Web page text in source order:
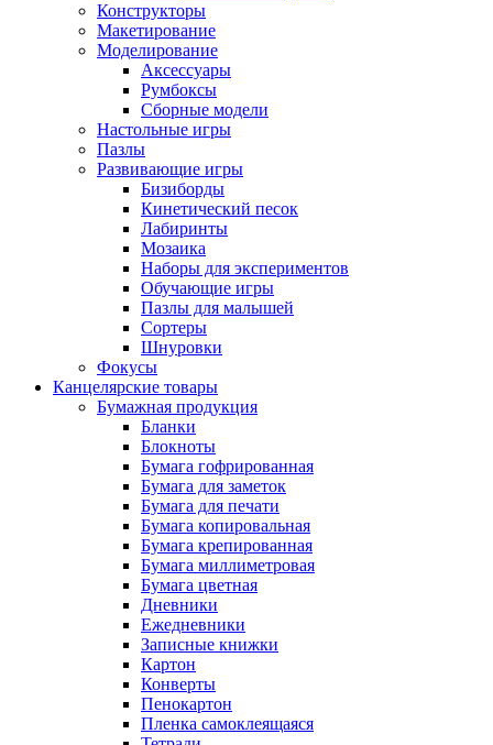
Конструкторы
Макетирование
Моделирование
Аксессуары
Румбоксы
Сборные модели
Настольные игры
Пазлы
Развивающие игры
Бизиборды
Кинетический песок
Лабиринты
Мозаика
Наборы для экспериментов
Обучающие игры
Пазлы для малышей
Сортеры
Шнуровки
Фокусы
Канцелярские товары
Бумажная продукция
Бланки
Блокноты
Бумага гофрированная
Бумага для заметок
Бумага для печати
Бумага копировальная
Бумага крепированная
Бумага миллиметровая
Бумага цветная
Дневники
Ежедневники
Записные книжки
Картон
Конверты
Пенокартон
Пленка самоклеящаяся